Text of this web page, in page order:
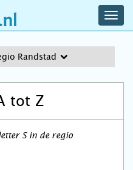
Randstad
tot Z
S in de regio